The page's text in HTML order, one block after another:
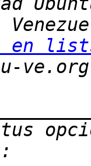
en